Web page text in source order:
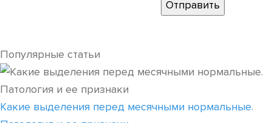
Популярные статьи
Какие выделения перед месячными нормальные.